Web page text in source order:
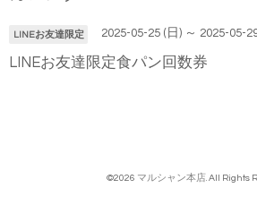
LINEお友達限定 2025-05-25 (日) ～ 2025-05-
LINEお友達限定食パン回数券
©2026 マルシャン本店. All Rights